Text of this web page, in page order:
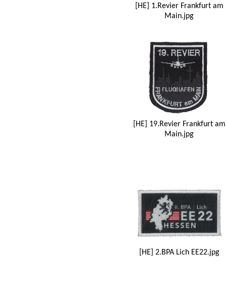
[HE] 1.Revier Frankfurt am
Main.jpg
[HE] 19.Revier Frankfurt am
Main.jpg
[HE] 2.BPA Lich EE22.jpg